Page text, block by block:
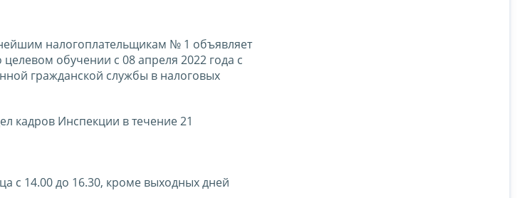
налогоплательщикам № 1 объявляет
обучении с 08 апреля 2022 года с
гражданской службы в налоговых
кадров Инспекции в течение 21
с 14.00 до 16.30, кроме выходных дней